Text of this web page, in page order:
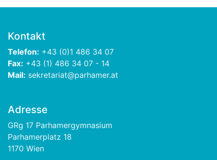
Kontakt
Telefon: +43 (0)1 486 34 07
Fax: +43 (1) 486 34 07 - 14
Mail: sekretariat@parhamer.at
Adresse
GRg 17 Parhamergymnasium
Parhamerplatz 18
1170 Wien